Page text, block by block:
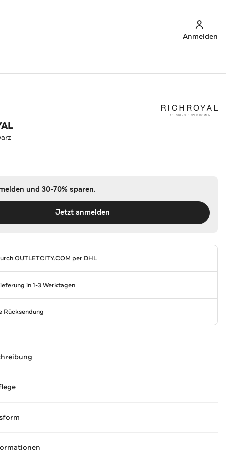
Anmelden
und 30-70% sparen.
Jetzt anmelden
OUTLETCITY.COM per DHL
in 1-3 Werktagen
Rücksendung